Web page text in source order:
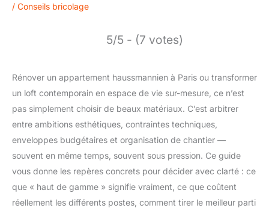
/ Conseils bricolage
5/5 - (7 votes)
Rénover un appartement haussmannien à Paris ou transformer
un loft contemporain en espace de vie sur-mesure, ce n’est
pas simplement choisir de beaux matériaux. C’est arbitrer
entre ambitions esthétiques, contraintes techniques,
enveloppes budgétaires et organisation de chantier —
souvent en même temps, souvent sous pression. Ce guide
vous donne les repères concrets pour décider avec clarté : ce
que « haut de gamme » signifie vraiment, ce que coûtent
réellement les différents postes, comment tirer le meilleur parti